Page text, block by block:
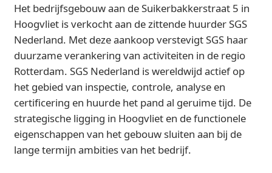
Het bedrijfsgebouw aan de Suikerbakkerstraat 5 in
Hoogvliet is verkocht aan de zittende huurder SGS
Nederland. Met deze aankoop verstevigt SGS haar
duurzame verankering van activiteiten in de regio
Rotterdam. SGS Nederland is wereldwijd actief op
het gebied van inspectie, controle, analyse en
certificering en huurde het pand al geruime tijd. De
strategische ligging in Hoogvliet en de functionele
eigenschappen van het gebouw sluiten aan bij de
lange termijn ambities van het bedrijf.